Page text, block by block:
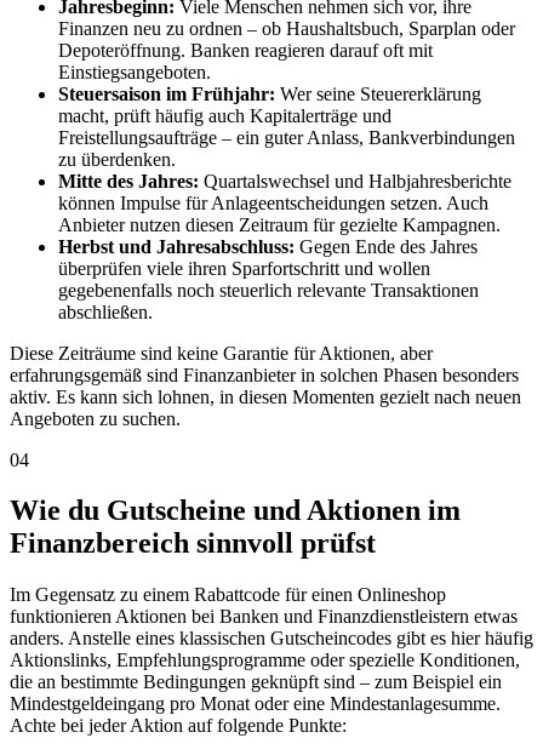
Jahresbeginn: Viele Menschen nehmen sich vor, ihre
Finanzen neu zu ordnen – ob Haushaltsbuch, Sparplan oder
Depoteröffnung. Banken reagieren darauf oft mit
Einstiegsangeboten.
Steuersaison im Frühjahr: Wer seine Steuererklärung
macht, prüft häufig auch Kapitalerträge und
Freistellungsaufträge – ein guter Anlass, Bankverbindungen
zu überdenken.
Mitte des Jahres: Quartalswechsel und Halbjahresberichte
können Impulse für Anlageentscheidungen setzen. Auch
Anbieter nutzen diesen Zeitraum für gezielte Kampagnen.
Herbst und Jahresabschluss: Gegen Ende des Jahres
überprüfen viele ihren Sparfortschritt und wollen
gegebenenfalls noch steuerlich relevante Transaktionen
abschließen.
Diese Zeiträume sind keine Garantie für Aktionen, aber
erfahrungsgemäß sind Finanzanbieter in solchen Phasen besonders
aktiv. Es kann sich lohnen, in diesen Momenten gezielt nach neuen
Angeboten zu suchen.
04
Wie du Gutscheine und Aktionen im
Finanzbereich sinnvoll prüfst
Im Gegensatz zu einem Rabattcode für einen Onlineshop
funktionieren Aktionen bei Banken und Finanzdienstleistern etwas
anders. Anstelle eines klassischen Gutscheincodes gibt es hier häufig
Aktionslinks, Empfehlungsprogramme oder spezielle Konditionen,
die an bestimmte Bedingungen geknüpft sind – zum Beispiel ein
Mindestgeldeingang pro Monat oder eine Mindestanlagesumme.
Achte bei jeder Aktion auf folgende Punkte: